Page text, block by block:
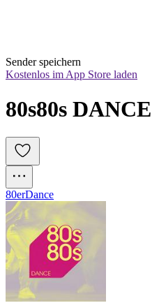
Sender speichern
Kostenlos im App Store laden
80s80s DANCE
80erDance